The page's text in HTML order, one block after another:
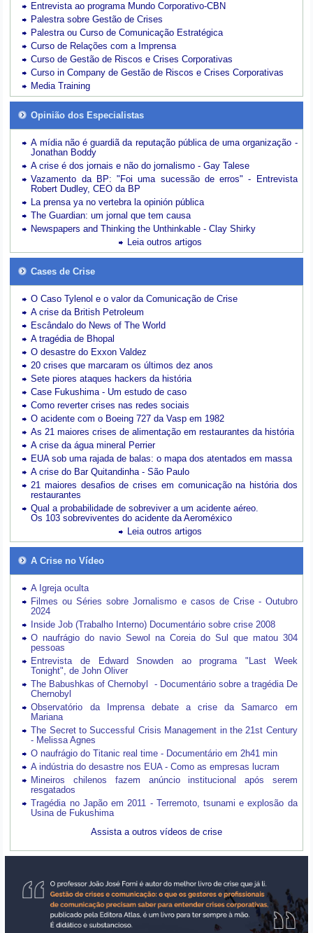
Entrevista ao programa Mundo Corporativo-CBN
Palestra sobre Gestão de Crises
Palestra ou Curso de Comunicação Estratégica
Curso de Relações com a Imprensa
Curso de Gestão de Riscos e Crises Corporativas
Curso in Company de Gestão de Riscos e Crises Corporativas
Media Training
Opinião dos Especialistas
A mídia não é guardiã da reputação pública de uma organização -
Jonathan Boddy
A crise é dos jornais e não do jornalismo - Gay Talese
Vazamento da BP: "Foi uma sucessão de erros" - Entrevista
Robert Dudley, CEO da BP
La prensa ya no vertebra la opinión pública
The Guardian: um jornal que tem causa
Newspapers and Thinking the Unthinkable - Clay Shirky
Leia outros artigos
Cases de Crise
O Caso Tylenol e o valor da Comunicação de Crise
A crise da British Petroleum
Escândalo do News of The World
A tragédia de Bhopal
O desastre do Exxon Valdez
20 crises que marcaram os últimos dez anos
Sete piores ataques hackers da história
Case Fukushima - Um estudo de caso
Como reverter crises nas redes sociais
O acidente com o Boeing 727 da Vasp em 1982
As 21 maiores crises de alimentação em restaurantes da história
A crise da água mineral Perrier
EUA sob uma rajada de balas: o mapa dos atentados em massa
A crise do Bar Quitandinha - São Paulo
21 maiores desafios de crises em comunicação na história dos
restaurantes
Qual a probabilidade de sobreviver a um acidente aéreo.
Os 103 sobreviventes do acidente da Aeroméxico
Leia outros artigos
A Crise no Vídeo
A Igreja oculta
Filmes ou Séries sobre Jornalismo e casos de Crise - Outubro
2024
Inside Job (Trabalho Interno) Documentário sobre crise 2008
O naufrágio do navio Sewol na Coreia do Sul que matou 304
pessoas
Entrevista de Edward Snowden ao programa "Last Week
Tonight", de John Oliver
The Babushkas of Chernobyl - Documentário sobre a tragédia De
Chernobyl
Observatório da Imprensa debate a crise da Samarco em
Mariana
The Secret to Successful Crisis Management in the 21st Century
- Melissa Agnes
O naufrágio do Titanic real time - Documentário em 2h41 min
A indústria do desastre nos EUA - Como as empresas lucram
Mineiros chilenos fazem anúncio institucional após serem
resgatados
Tragédia no Japão em 2011 - Terremoto, tsunami e explosão da
Usina de Fukushima
Assista a outros vídeos de crise